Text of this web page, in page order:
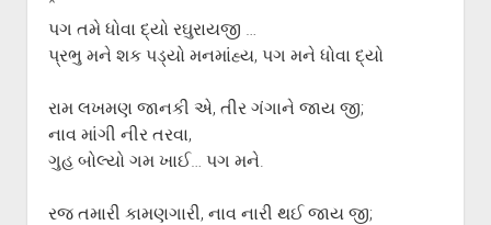
પગ તમે ધોવા દ્યો રઘુરાયજી …
પ્રભુ મને શક પડ્યો મનમાંહ્ય, પગ મને ધોવા દ્યો
રામ લખમણ જાનકી એ, તીર ગંગાને જાય જી;
નાવ માંગી નીર તરવા,
ગુહ બોલ્યો ગમ ખાઈ… પગ મને.
રજ તમારી કામણગારી, નાવ નારી થઈ જાય જી;